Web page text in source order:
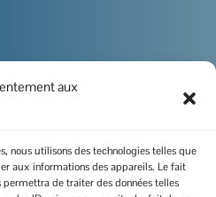
aux
nous utilisons des technologies telles que
aux informations des appareils. Le fait
de traiter des données telles